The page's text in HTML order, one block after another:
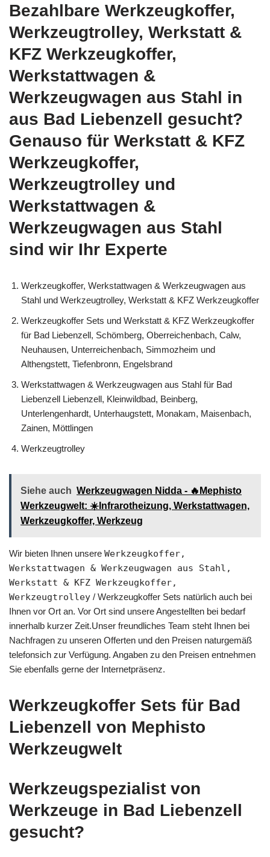
Bezahlbare Werkzeugkoffer,
Werkzeugtrolley, Werkstatt &
KFZ Werkzeugkoffer,
Werkstattwagen &
Werkzeugwagen aus Stahl in
aus Bad Liebenzell gesucht?
Genauso für Werkstatt & KFZ
Werkzeugkoffer,
Werkzeugtrolley und
Werkstattwagen &
Werkzeugwagen aus Stahl
sind wir Ihr Experte
Werkzeugkoffer, Werkstattwagen & Werkzeugwagen aus
Stahl und Werkzeugtrolley, Werkstatt & KFZ Werkzeugkoffer
Werkzeugkoffer Sets und Werkstatt & KFZ Werkzeugkoffer
für Bad Liebenzell, Schömberg, Oberreichenbach, Calw,
Neuhausen, Unterreichenbach, Simmozheim und
Althengstett, Tiefenbronn, Engelsbrand
Werkstattwagen & Werkzeugwagen aus Stahl für Bad
Liebenzell Liebenzell, Kleinwildbad, Beinberg,
Unterlengenhardt, Unterhaugstett, Monakam, Maisenbach,
Zainen, Möttlingen
Werkzeugtrolley
Siehe auch Werkzeugwagen Nidda - 🔥Mephisto
Werkzeugwelt: ☀️Infrarotheizung, Werkstattwagen,
Werkzeugkoffer, Werkzeug
Wir bieten Ihnen unsere Werkzeugkoffer,
Werkstattwagen & Werkzeugwagen aus Stahl,
Werkstatt & KFZ Werkzeugkoffer,
Werkzeugtrolley / Werkzeugkoffer Sets natürlich auch bei
Ihnen vor Ort an. Vor Ort sind unsere Angestellten bei bedarf
innerhalb kurzer Zeit.Unser freundliches Team steht Ihnen bei
Nachfragen zu unseren Offerten und den Preisen naturgemäß
telefonsich zur Verfügung. Angaben zu den Preisen entnehmen
Sie ebenfalls gerne der Internetpräsenz.
Werkzeugkoffer Sets für Bad
Liebenzell von Mephisto
Werkzeugwelt
Werkzeugspezialist von
Werkzeuge in Bad Liebenzell
gesucht?